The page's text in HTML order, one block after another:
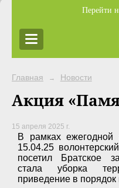
Перейти
Главная → Новости
Акция
15 апреля 2025 г.
В рамках ежегодной
15.04.25
посетил Братское
стала уборка
приведение в